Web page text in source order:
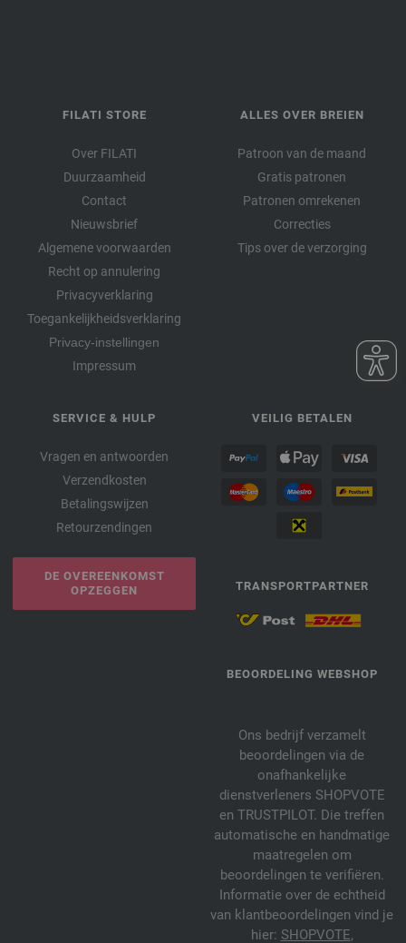
FILATI STORE
Over FILATI
Duurzaamheid
Contact
Nieuwsbrief
Algemene voorwaarden
Recht op annulering
Privacyverklaring
Toegankelijkheidsverklaring
Privacy-instellingen
Impressum
ALLES OVER BREIEN
Patroon van de maand
Gratis patronen
Patronen omrekenen
Correcties
Tips over de verzorging
SERVICE & HULP
Vragen en antwoorden
Verzendkosten
Betalingswijzen
Retourzendingen
DE OVEREENKOMST
OPZEGGEN
VEILIG BETALEN
TRANSPORTPARTNER
BEOORDELING WEBSHOP
Ons bedrijf verzamelt
beoordelingen via de
onafhankelijke
dienstverleners SHOPVOTE
en TRUSTPILOT. Die treffen
automatische en handmatige
maatregelen om
beoordelingen te verifiëren.
Informatie over de echtheid
van klantbeoordelingen vind je
hier: SHOPVOTE,